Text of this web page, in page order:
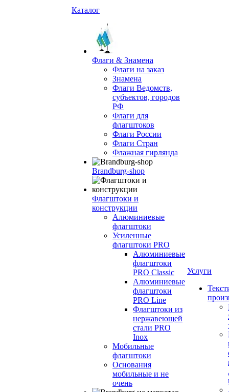
Каталог
Флаги & Знамена
Флаги на заказ
Знамена
Флаги Ведомств,
субъектов, городов
РФ
Флаги для
флагштоков
Флаги России
Флаги Стран
Флажная гирлянда
Brandburg-shop
Флагштоки и
конструкции
Алюминиевые
флагштоки
Усиленные
флагштоки PRO
Алюминиевые
флагштоки
PRO Classic
Алюминиевые
флагштоки
PRO Line
Флагштоки из
нержавеющей
стали PRO
Inox
Мобильные
флагштоки
Основания
мобильные и не
очень
Услуги